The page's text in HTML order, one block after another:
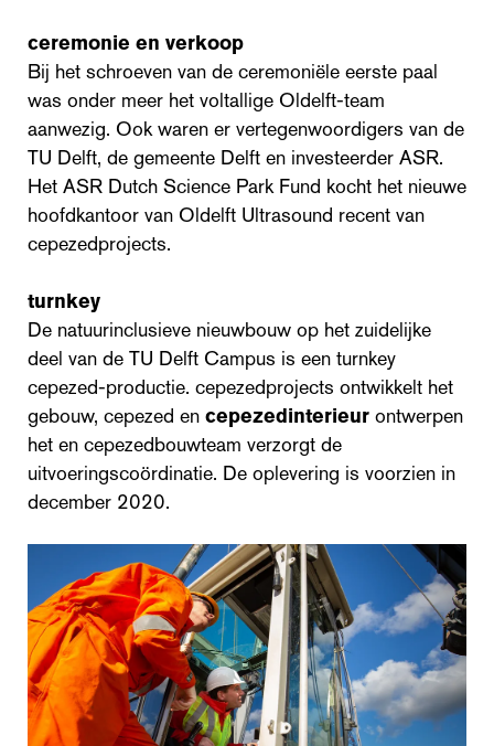
ceremonie en verkoop
Bij het schroeven van de ceremoniële eerste paal
was onder meer het voltallige Oldelft-team
aanwezig. Ook waren er vertegenwoordigers van de
TU Delft, de gemeente Delft en investeerder ASR.
Het ASR Dutch Science Park Fund kocht het nieuwe
hoofdkantoor van Oldelft Ultrasound recent van
cepezedprojects.
turnkey
De natuurinclusieve nieuwbouw op het zuidelijke
deel van de TU Delft Campus is een turnkey
cepezed-productie. cepezedprojects ontwikkelt het
gebouw, cepezed en cepezedinterieur ontwerpen
het en cepezedbouwteam verzorgt de
uitvoeringscoördinatie. De oplevering is voorzien in
december 2020.